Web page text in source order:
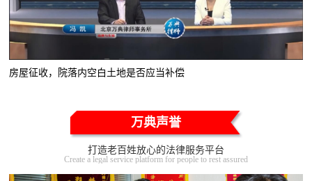
房屋征收，院落内空白土地是否应当补偿
万典声誉
打造老百姓放心的法律服务平台
Create a legal service platform for people to rest assured